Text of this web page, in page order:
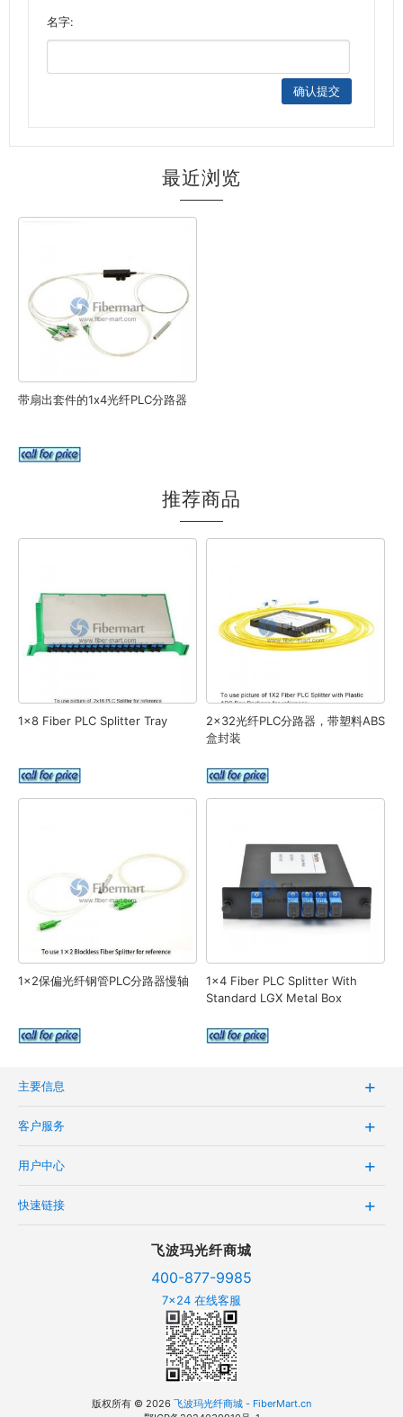
名字:
最近浏览
带扇出套件的1x4光纤PLC分路器
推荐商品
1x8 Fiber PLC Splitter Tray
2x32光纤PLC分路器，带塑料ABS
盒封装
1x2保偏光纤钢管PLC分路器慢轴
1x4 Fiber PLC Splitter With
Standard LGX Metal Box
主要信息
客户服务
用户中心
快速链接
飞波玛光纤商城
400-877-9985
7x24 在线客服
版权所有 © 2026 飞波玛光纤商城 - FiberMart.cn